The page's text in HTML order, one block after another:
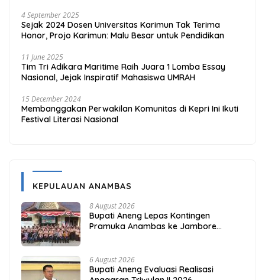
4 September 2025
Sejak 2024 Dosen Universitas Karimun Tak Terima
Honor, Projo Karimun: Malu Besar untuk Pendidikan
11 June 2025
Tim Tri Adikara Maritime Raih Juara 1 Lomba Essay
Nasional, Jejak Inspiratif Mahasiswa UMRAH
15 December 2024
Membanggakan Perwakilan Komunitas di Kepri Ini Ikuti
Festival Literasi Nasional
KEPULAUAN ANAMBAS
8 August 2026
Bupati Aneng Lepas Kontingen
Pramuka Anambas ke Jambore
6 August 2026
Bupati Aneng Evaluasi Realisasi